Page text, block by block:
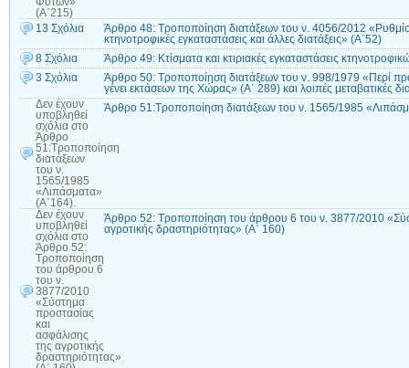
(Α΄215)
13 Σχόλια
Άρθρο 48: Τροποποίηση διατάξεων του ν. 4056/2012
κτηνοτροφικές εγκαταστάσεις και άλλες διατάξεις» (Α΄52)
8 Σχόλια
Άρθρο 49: Κτίσματα και κτιριακές εγκαταστάσεις
3 Σχόλια
Άρθρο 50: Τροποποίηση διατάξεων του ν. 998/1979 «Περί
γένει εκτάσεων της Χώρας» (Α΄ 289) και λοιπές μεταβατικές
Δεν έχουν
υποβληθεί
σχόλια στο
Άρθρο
51:Τροποποίηση
διατάξεων
του ν.
1565/1985
«Λιπάσματα»
(Α΄164).
Άρθρο 51:Τροποποίηση διατάξεων του ν. 1565/1985
Δεν έχουν
υποβληθεί
σχόλια στο
Άρθρο 52:
Τροποποίηση
του άρθρου 6
του ν.
3877/2010
«Σύστημα
προστασίας
και
ασφάλισης
της αγροτικής
δραστηριότητας»
Άρθρο 52: Τροποποίηση του άρθρου 6 του ν. 3877/2010
αγροτικής δραστηριότητας» (Α΄ 160)